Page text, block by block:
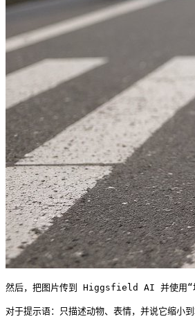
然后，把图片传到 Higgsfield AI 并使用“地
对于提示语：只描述动物、表情，并说它缩小到